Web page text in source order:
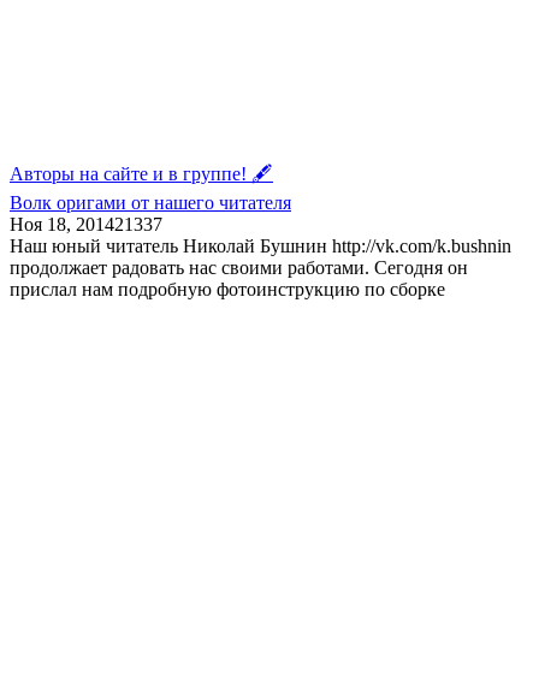
Авторы на сайте и в группе! 🖋
Волк оригами от нашего читателя
Ноя 18, 201421337
Наш юный читатель Николай Бушнин http://vk.com/k.bushnin
продолжает радовать нас своими работами. Сегодня он
прислал нам подробную фотоинструкцию по сборке